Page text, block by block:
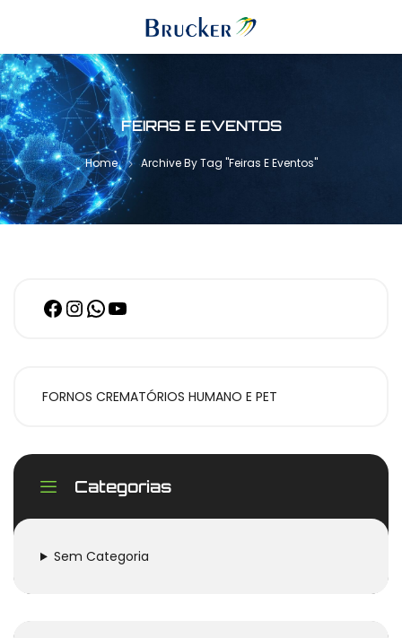
FEIRAS E EVENTOS
Home Archive By Tag "Feiras E Eventos"
FORNOS CREMATÓRIOS HUMANO E PET
Categorias
Sem Categoria